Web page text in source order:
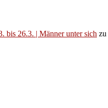
bis 26.3. | Männer unter sich zu